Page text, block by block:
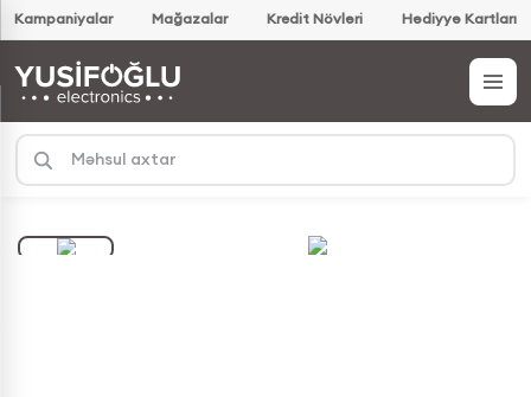
Kampaniyalar Mağazalar Kredit Növləri Hədiyyə Kartları